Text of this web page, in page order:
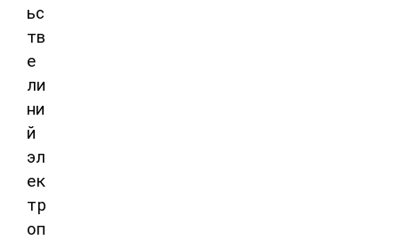
ьс
тв
е
ли
ни
й
эл
ек
тр
оп